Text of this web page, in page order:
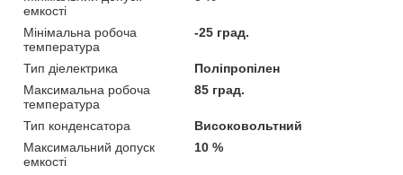
емкості
Мінімальна робоча
температура
-25 град.
Тип діелектрика
Поліпропілен
Максимальна робоча
температура
85 град.
Тип конденсатора
Високовольтний
Максимальний допуск
емкості
10 %